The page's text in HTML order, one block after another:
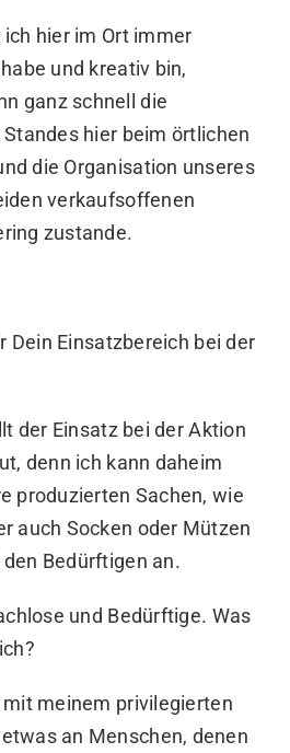
hier im Ort immer
und kreativ bin,
ganz schnell die
hier beim örtlichen
die Organisation unseres
verkaufsoffenen
zustande.
Dein Einsatzbereich bei der
der Einsatz bei der Aktion
denn ich kann daheim
produzierten Sachen, wie
auch Socken oder Mützen
Bedürftigen an.
und Bedürftige. Was
mit meinem privilegierten
an Menschen, denen